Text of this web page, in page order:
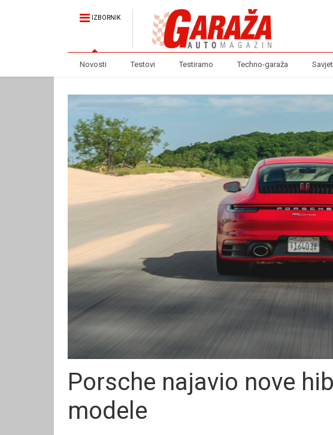
IZBORNIK
Novosti Testovi Testiramo Techno-garaža
Porsche najavio nove
modele